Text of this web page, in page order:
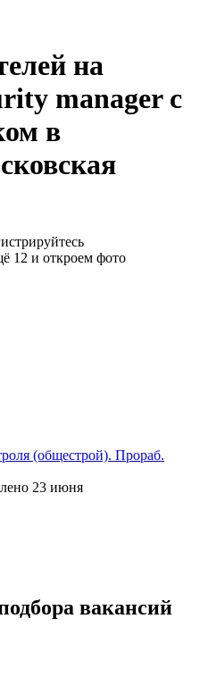
на
manager с
в
12 и откроем фото
(общестрой). Прораб.
23 июня
вакансий